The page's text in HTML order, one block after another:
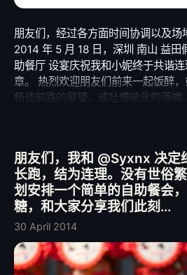
朋友们，经过各方面时间协调以及场
2014 年 5 月 18 日，深圳 南山 益田
助餐厅 设宴庆祝我和小妮终于共谐
章。 热烈欢迎朋友们前来一起饭醉
畅谈前路的展望，或吐槽彼此的落魄
朋友们，我和 @Syxnx 决定
长跑，结为连理。没有世俗
划安排一个简单的自助餐会
糖，和大家分享我们此刻...
30 April 2014